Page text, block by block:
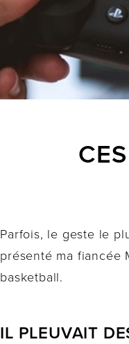
Parfois, le geste le
présenté ma fiancée
basketball.
IL PLEUVAIT